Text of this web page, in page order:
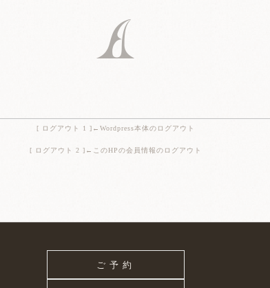
[ ログアウト 1 ] ←Wordpress本体のログアウト
[ ログアウト 2 ] ←このHPの会員情報のログアウト
ご予約